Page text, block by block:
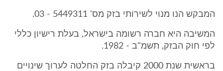
המבקש הנו מנוי לשירותי בזק מס' 5449311 - 03.
המשיבה היא חברה רשומה בישראל, בעלת רישיון כללי
לפי חוק הבזק, תשמ"ב - 1982.
בראשית שנת 2000 קיבלה בזק החלטה לערוך שינויים